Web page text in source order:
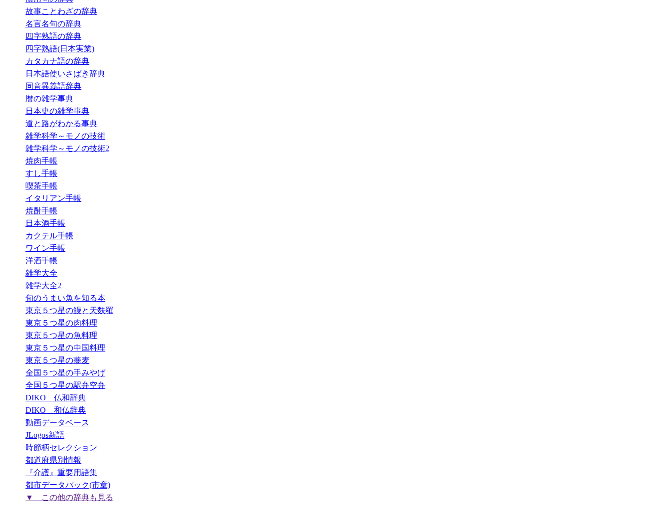
故事ことわざの辞典
名言名句の辞典
四字熟語の辞典
四字熟語(日本実業)
カタカナ語の辞典
日本語使いさばき辞典
同音異義語辞典
暦の雑学事典
日本史の雑学事典
道と路がわかる事典
雑学科学～モノの技術
雑学科学～モノの技術2
焼肉手帳
すし手帳
喫茶手帳
イタリアン手帳
焼酎手帳
日本酒手帳
カクテル手帳
ワイン手帳
洋酒手帳
雑学大全
雑学大全2
旬のうまい魚を知る本
東京５つ星の鰻と天麩羅
東京５つ星の肉料理
東京５つ星の魚料理
東京５つ星の中国料理
東京５つ星の蕎麦
全国５つ星の手みやげ
全国５つ星の駅弁空弁
DIKO 仏和辞典
DIKO 和仏辞典
動画データベース
JLogos新語
時節柄セレクション
都道府県別情報
『介護』重要用語集
都市データパック(市章)
▼ この他の辞典も見る